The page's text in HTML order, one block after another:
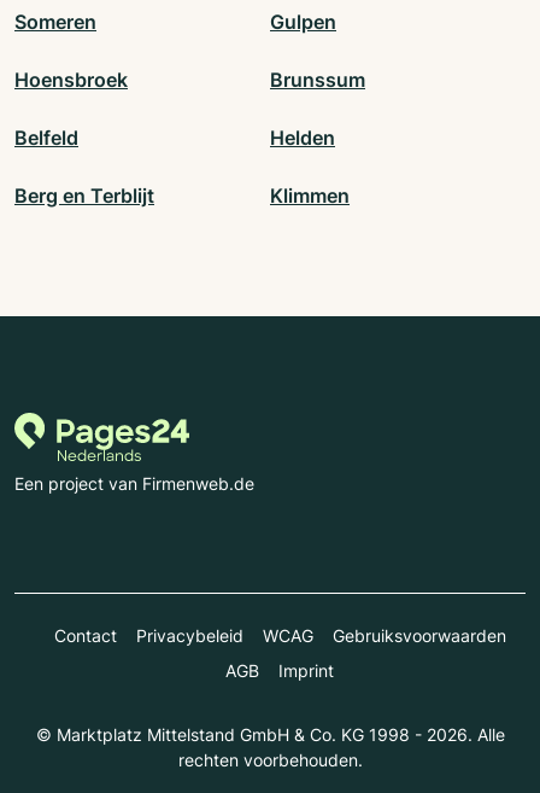
Someren Gulpen
Hoensbroek Brunssum
Belfeld Helden
Berg en Terblijt Klimmen
Een project van Firmenweb.de
Contact Privacybeleid WCAG
Gebruiksvoorwaarden
AGB
Imprint
© Marktplatz Mittelstand GmbH & Co. KG 1998 - 2026. Alle
rechten voorbehouden.